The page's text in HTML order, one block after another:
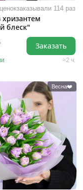
заказывали 114 раз
хризантем
блеск"
2 ч.
Заказать
Весна❤️